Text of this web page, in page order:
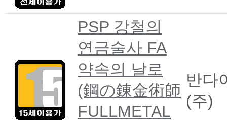
PSP 강철의
연금술사 FA
약속의 날로
(鋼の錬金術師
FULLMETAL
반다
(주)